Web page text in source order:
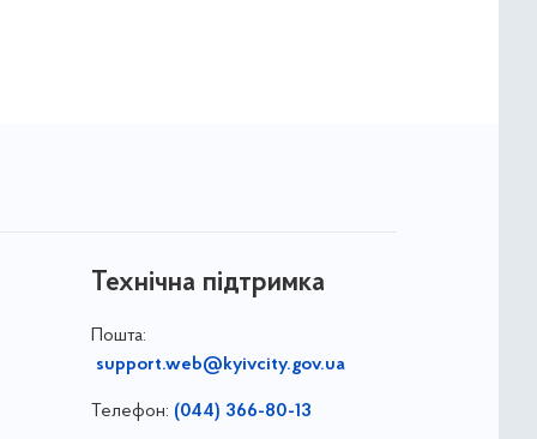
Технічна підтримка
Пошта:
support.web@kyivcity.gov.ua
Телефон: (044) 366-80-13